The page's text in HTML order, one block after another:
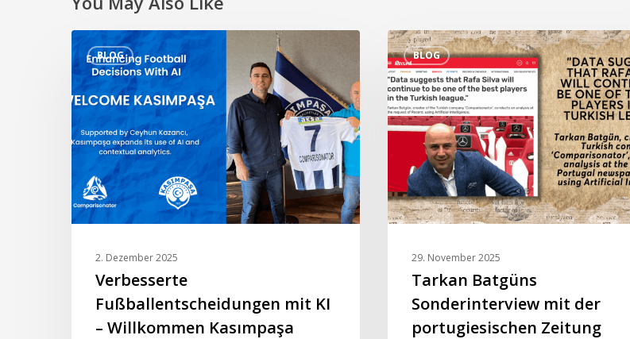
BLOG
Verbesserte
Fußballentscheidungen
mit
KI
Willkommen
Kasımpaşa
2. Dezember 2025
Verbesserte
Fußballentscheidungen mit KI
– Willkommen Kasımpaşa
BLOG
Tarkan
Batgüns
Sonderinterview
mit
der
portugiesischen
Zeitung
Record:
“Die
Daten
darauf
29. November 2025
Tarkan Batgüns
Sonderinterview mit der
portugiesischen Zeitung